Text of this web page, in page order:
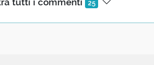
25